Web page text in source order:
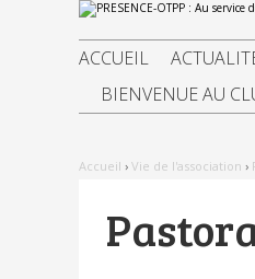
Aller
au
contenu.
|
Aller
navigation
Outils
personnels
ACCUEIL
BIENVENUE AU
Accueil › Vie de l'association ›